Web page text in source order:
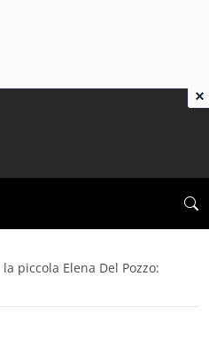
piccola Elena Del Pozzo:
×